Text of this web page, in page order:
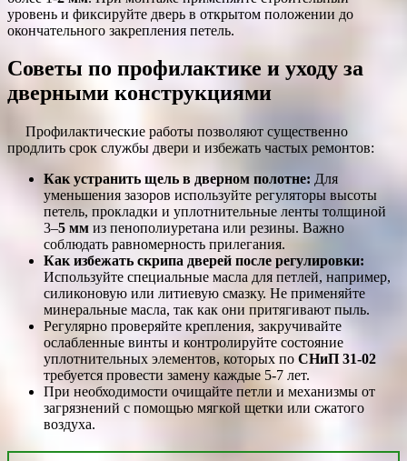
уровень и фиксируйте дверь в открытом положении до
окончательного закрепления петель.
Советы по профилактике и уходу за
дверными конструкциями
Профилактические работы позволяют существенно
продлить срок службы двери и избежать частых ремонтов:
Как устранить щель в дверном полотне: Для
уменьшения зазоров используйте регуляторы высоты
петель, прокладки и уплотнительные ленты толщиной
3–5 мм из пенополиуретана или резины. Важно
соблюдать равномерность прилегания.
Как избежать скрипа дверей после регулировки:
Используйте специальные масла для петлей, например,
силиконовую или литиевую смазку. Не применяйте
минеральные масла, так как они притягивают пыль.
Регулярно проверяйте крепления, закручивайте
ослабленные винты и контролируйте состояние
уплотнительных элементов, которых по СНиП 31-02
требуется провести замену каждые 5-7 лет.
При необходимости очищайте петли и механизмы от
загрязнений с помощью мягкой щетки или сжатого
воздуха.